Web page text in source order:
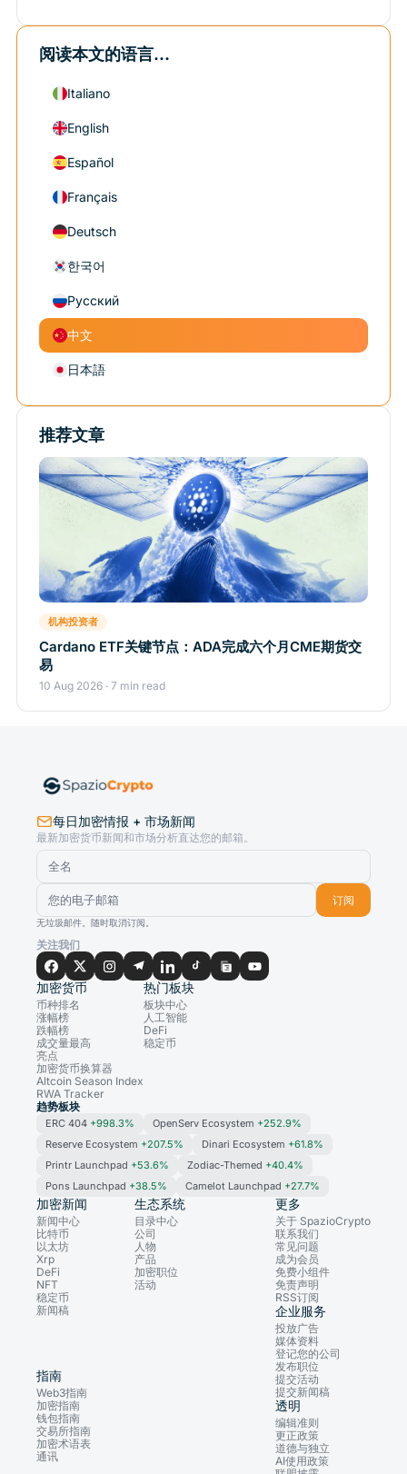
阅读本文的语言...
Italiano
English
Español
Français
Deutsch
한국어
Русский
中文
日本語
推荐文章
机构投资者
Cardano ETF关键节点：ADA完成六个月CME期货交
易
10 Aug 2026 · 7 min read
每日加密情报 + 市场新闻
最新加密货币新闻和市场分析直达您的邮箱。
订阅
无垃圾邮件。随时取消订阅。
关注我们
加密货币
币种排名
涨幅榜
跌幅榜
成交量最高
亮点
加密货币换算器
Altcoin Season Index
RWA Tracker
热门板块
板块中心
人工智能
DeFi
稳定币
趋势板块
ERC 404 +998.3% OpenServ Ecosystem +252.9%
Reserve Ecosystem +207.5% Dinari Ecosystem +61.8%
Printr Launchpad +53.6% Zodiac-Themed +40.4%
Pons Launchpad +38.5% Camelot Launchpad +27.7%
加密新闻
新闻中心
比特币
以太坊
Xrp
DeFi
NFT
稳定币
新闻稿
生态系统
目录中心
公司
人物
产品
加密职位
活动
指南
Web3指南
加密指南
钱包指南
交易所指南
加密术语表
通讯
更多
关于 SpazioCrypto
联系我们
常见问题
成为会员
免费小组件
免责声明
RSS订阅
企业服务
投放广告
媒体资料
登记您的公司
发布职位
提交活动
提交新闻稿
透明
编辑准则
更正政策
道德与独立
AI使用政策